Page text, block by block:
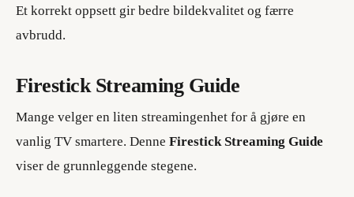
Et korrekt oppsett gir bedre bildekvalitet og færre
avbrudd.
Firestick Streaming Guide
Mange velger en liten streamingenhet for å gjøre en
vanlig TV smartere. Denne Firestick Streaming Guide
viser de grunnleggende stegene.